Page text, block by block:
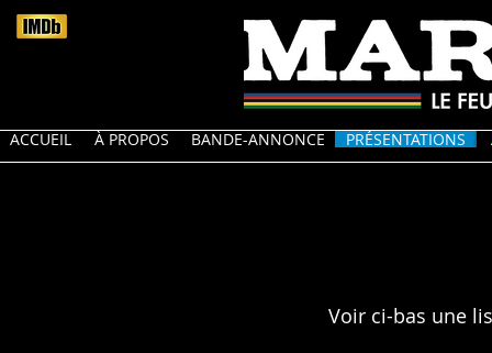
ACCUEIL À PROPOS BANDE-ANNONCE PRÉSENTATIONS
Voir ci-bas une